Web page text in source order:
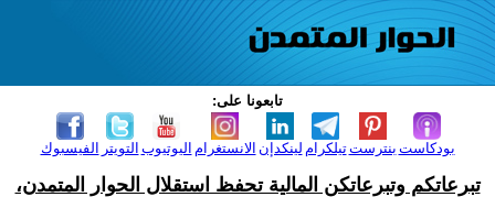
تابعونا على:
الفيسبوك التويتر اليوتيوب الانستغرام لينكدإن تيلكرامبنترست بودكاست
تبرعاتكم وتبرعاتكن المالية تحفظ استقلال الحوار المتمدن،